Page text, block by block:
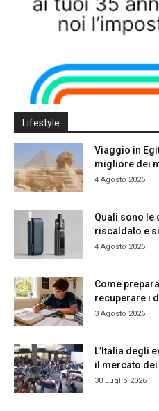
Lifestyle
Viaggio in
migliore dei
4 Agosto 2026
Quali sono le
riscaldato e
4 Agosto 2026
Come
recuperare i
3 Agosto 2026
L’Italia degli
il mercato
30 Luglio 2026